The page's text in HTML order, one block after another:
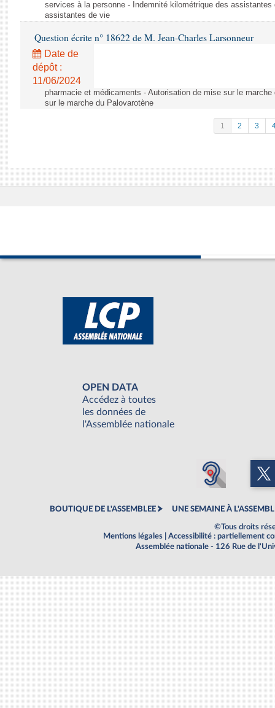
services à la personne - Indemnité kilométrique des
assistantes de vie
Question écrite n° 18622 de M. Jean-Charles Larsonneur
Date de
dépôt :
11/06/2024
pharmacie et médicaments - Autorisation de mise sur le
sur le marche du Palovarotène
1 2 3
OPEN DATA
Accédez à toutes
les données de
l'Assemblée nationale
BOUTIQUE DE L'ASSEMBLEE UNE SEMAINE À
©Tous droits
Mentions légales
Accessibilité : partiellement
Assemblée nationale - 126 Rue de